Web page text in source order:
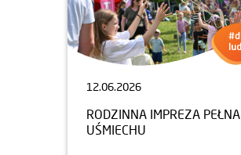
12.06.2026
RODZINNA IMPREZA PEŁNA
UŚMIECHU